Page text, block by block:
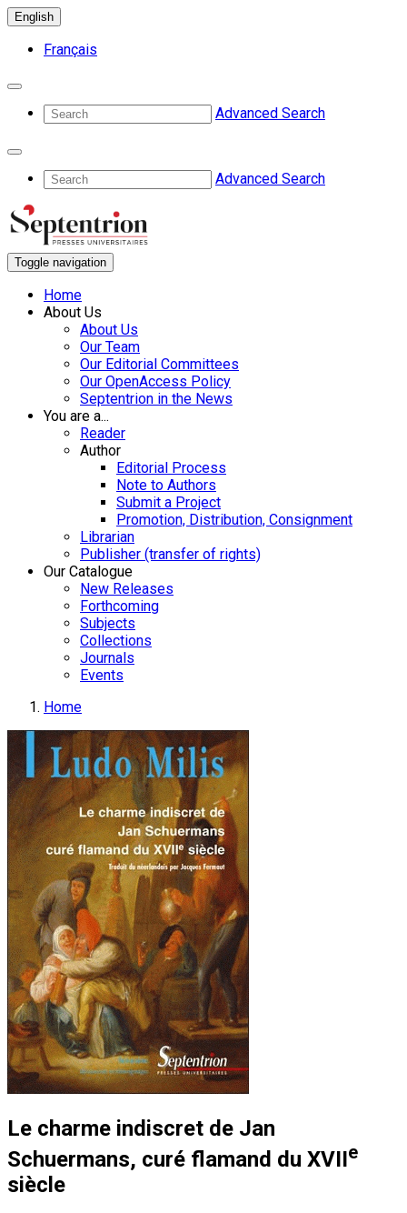
English
Français
Advanced Search
Advanced Search
Toggle navigation
Home
About Us
About Us
Our Team
Our Editorial Committees
Our OpenAccess Policy
Septentrion in the News
You are a...
Reader
Author
Editorial Process
Note to Authors
Submit a Project
Promotion, Distribution, Consignment
Librarian
Publisher (transfer of rights)
Our Catalogue
New Releases
Forthcoming
Subjects
Collections
Journals
Events
Home
Le charme indiscret de Jan
Schuermans, curé flamand du XVIIe
siècle